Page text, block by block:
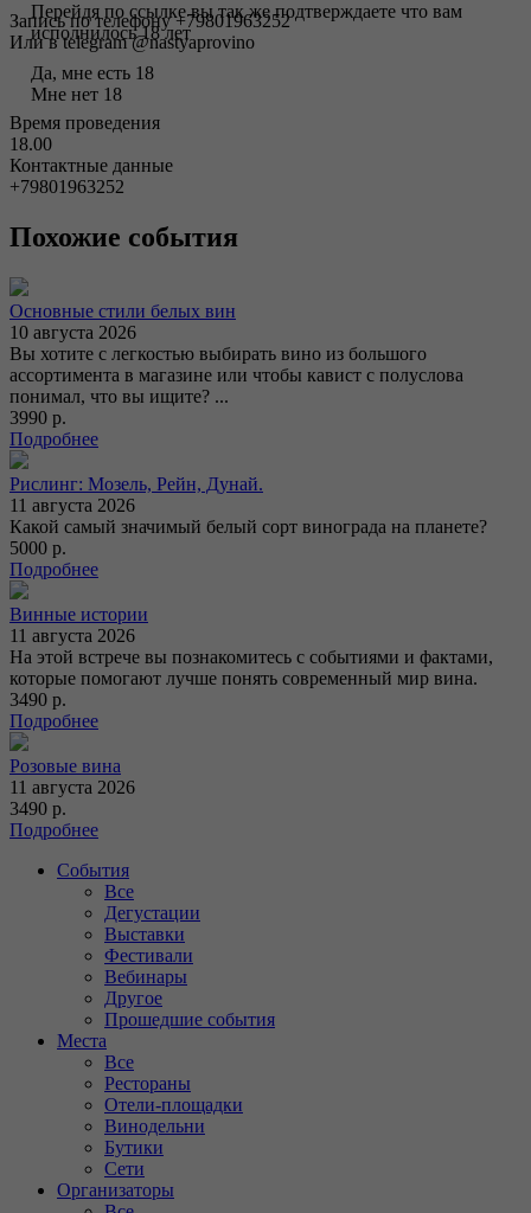
Запись по телефону +79801963252
Или в telegram @nastyaprovino
Время проведения
18.00
Контактные данные
+79801963252
Похожие события
Основные стили белых вин
10 августа 2026
Вы хотите с легкостью выбирать вино из большого
ассортимента в магазине или чтобы кавист с полуслова
понимал, что вы ищите? ...
3990 р.
Подробнее
Рислинг: Мозель, Рейн, Дунай.
11 августа 2026
Какой самый значимый белый сорт винограда на планете?
5000 р.
Подробнее
Винные истории
11 августа 2026
На этой встрече вы познакомитесь с событиями и фактами,
которые помогают лучше понять современный мир вина.
3490 р.
Подробнее
Розовые вина
11 августа 2026
3490 р.
Подробнее
События
Все
Дегустации
Выставки
Фестивали
Вебинары
Другое
Прошедшие события
Места
Все
Рестораны
Отели-площадки
Винодельни
Бутики
Сети
Организаторы
Перейдя по ссылке вы так же подтверждаете что вам
исполнилось 18 лет
Да, мне есть 18
Мне нет 18